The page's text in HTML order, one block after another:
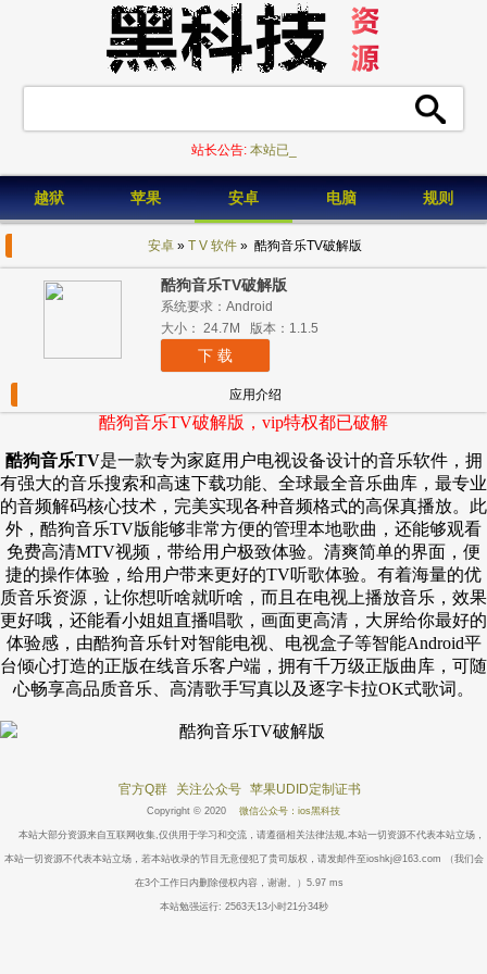
站长公告: 本站已不_
越狱 苹果 安卓 电脑 规则
安卓 » T V 软件 » 酷狗音乐TV破解版
酷狗音乐TV破解版
系统要求：Android
大小： 24.7M 版本：1.1.5
下 载
应用介绍
酷狗音乐TV破解版，vip特权都已破解
酷狗音乐TV是一款专为家庭用户电视设备设计的音乐软件，拥
有强大的音乐搜索和高速下载功能、全球最全音乐曲库，最专业
的音频解码核心技术，完美实现各种音频格式的高保真播放。此
外，酷狗音乐TV版能够非常方便的管理本地歌曲，还能够观看
免费高清MTV视频，带给用户极致体验。清爽简单的界面，便
捷的操作体验，给用户带来更好的TV听歌体验。有着海量的优
质音乐资源，让你想听啥就听啥，而且在电视上播放音乐，效果
更好哦，还能看小姐姐直播唱歌，画面更高清，大屏给你最好的
体验感，由酷狗音乐针对智能电视、电视盒子等智能Android平
台倾心打造的正版在线音乐客户端，拥有千万级正版曲库，可随
心畅享高品质音乐、高清歌手写真以及逐字卡拉OK式歌词。
官方Q群 关注公众号 苹果UDID定制证书
Copyright © 2020 微信公众号：ios黑科技
本站大部分资源来自互联网收集,仅供用于学习和交流，请遵循相关法律法规,本站一切资源不代表本站立场，
本站一切资源不代表本站立场，若本站收录的节目无意侵犯了贵司版权，请发邮件至ioshkj@163.com （我们会
在3个工作日内删除侵权内容，谢谢。）5.97 ms
本站勉强运行: 2563天13小时21分34秒